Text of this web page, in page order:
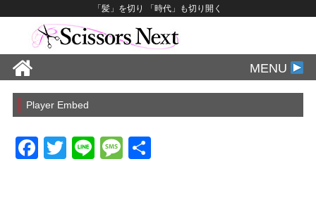
「髪」を切り 「時代」も切り開く
MENU
Player Embed
F
T
Li
M